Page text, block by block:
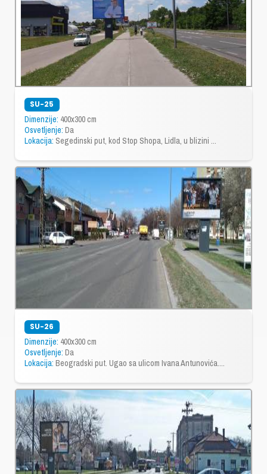
SU-25
Dimenzije: 400x300 cm
Osvetljenje: Da
Lokacija: Segedinski put, kod Stop Shopa, Lidla, u blizini ...
SU-26
Dimenzije: 400x300 cm
Osvetljenje: Da
Lokacija: Beogradski put. Ugao sa ulicom Ivana Antunovića....